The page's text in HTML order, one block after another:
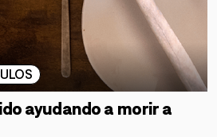
ayudando a morir a